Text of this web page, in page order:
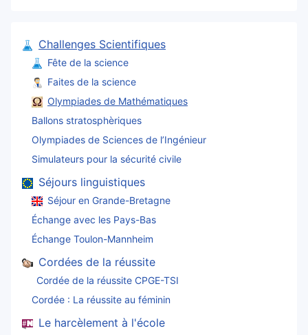
Challenges Scientifiques
Fête de la science
Faites de la science
Olympiades de Mathématiques
Ballons stratosphèriques
Olympiades de Sciences de l’Ingénieur
Simulateurs pour la sécurité civile
Séjours linguistiques
Séjour en Grande-Bretagne
Échange avec les Pays-Bas
Échange Toulon-Mannheim
Cordées de la réussite
Cordée de la réussite CPGE-TSI
Cordée : La réussite au féminin
Le harcèlement à l'école